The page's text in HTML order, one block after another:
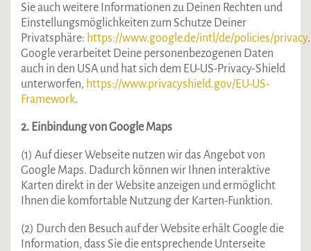
Sie auch weitere Informationen zu Deinen Rechten und
Einstellungsmöglichkeiten zum Schutze Deiner
Privatsphäre: https://www.google.de/intl/de/policies/privacy.
Google verarbeitet Deine personenbezogenen Daten
auch in den USA und hat sich dem EU-US-Privacy-Shield
unterworfen, https://www.privacyshield.gov/EU-US-
Framework.
2. Einbindung von Google Maps
(1) Auf dieser Webseite nutzen wir das Angebot von
Google Maps. Dadurch können wir Ihnen interaktive
Karten direkt in der Website anzeigen und ermöglicht
Ihnen die komfortable Nutzung der Karten-Funktion.
(2) Durch den Besuch auf der Website erhält Google die
Information, dass Sie die entsprechende Unterseite